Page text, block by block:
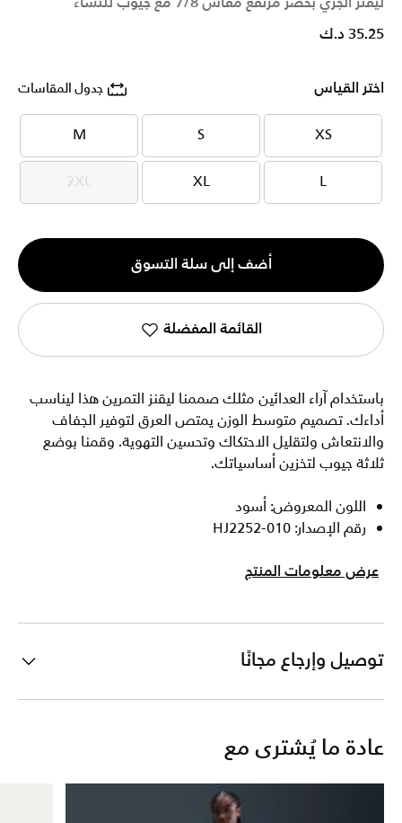
35.25 د.ك
اختر القياس جدول المقاسات
XS
XS
S
S
M
M
L
L
XL
XL
2XL
2XL
الكمية
1
أضف إلى سلة التسوق
القائمة المفضلة
باستخدام آراء العدائين مثلك صممنا ليقنز التمرين هذا ليناسب
أداءك. تصميم متوسط الوزن يمتص العرق لتوفير الجفاف
والانتعاش ولتقليل الاحتكاك وتحسين التهوية. وقمنا بوضع
ثلاثة جيوب لتخزين أساسياتك.
اللون المعروض: أسود
رقم الإصدار: HJ2252-010
عرض معلومات المنتج
توصيل وإرجاع مجانًا
عادة ما يُشترى مع